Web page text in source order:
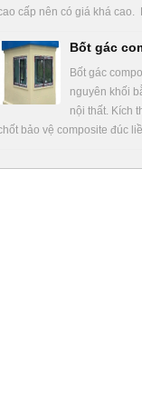
cấp nên có giá khá
Bốt gác
Bốt gác
nguyên khối
nội thất. Kích
bảo vệ composite đúc